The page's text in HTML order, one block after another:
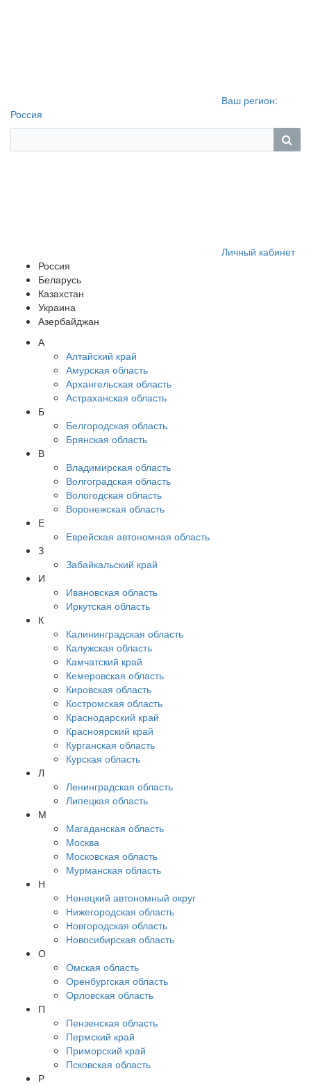
Ваш регион:
Россия
Личный кабинет
Россия
Беларусь
Казахстан
Украина
Азербайджан
А
Алтайский край
Амурская область
Архангельская область
Астраханская область
Б
Белгородская область
Брянская область
В
Владимирская область
Волгоградская область
Вологодская область
Воронежская область
Е
Еврейская автономная область
З
Забайкальский край
И
Ивановская область
Иркутская область
К
Калининградская область
Калужская область
Камчатский край
Кемеровская область
Кировская область
Костромская область
Краснодарский край
Красноярский край
Курганская область
Курская область
Л
Ленинградская область
Липецкая область
М
Магаданская область
Москва
Московская область
Мурманская область
Н
Ненецкий автономный округ
Нижегородская область
Новгородская область
Новосибирская область
О
Омская область
Оренбургская область
Орловская область
П
Пензенская область
Пермский край
Приморский край
Псковская область
Р